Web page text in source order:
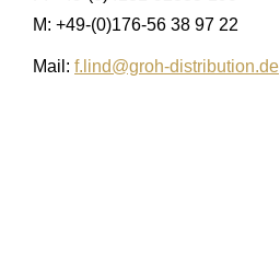
M: +49-(0)176-56 38 97 22
Mail: f.lind@groh-distribution.de